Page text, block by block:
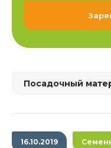
Посадочный
16.10.2019